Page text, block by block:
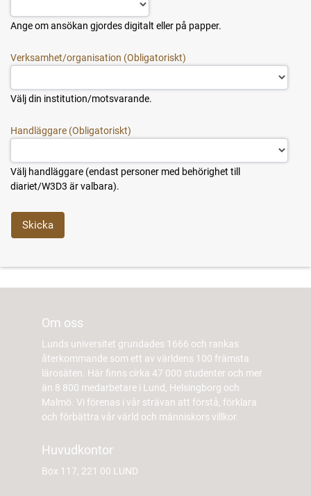
Ange om ansökan gjordes digitalt eller på papper.
Verksamhet/organisation
Välj din institution/motsvarande.
Handläggare
Välj handläggare (endast personer med behörighet till
diariet/W3D3 är valbara).
Om oss
Lunds universitet grundades 1666 och rankas
återkommande som ett av världens 100 främsta
lärosäten. Här finns cirka 47 000 studenter och mer
än 8 800 medarbetare i Lund, Helsingborg och
Malmö. Vi förenas i vår strävan att förstå, förklara
och förbättra vår värld och människors villkor.
Huvudkontor
Box 117, 221 00 LUND